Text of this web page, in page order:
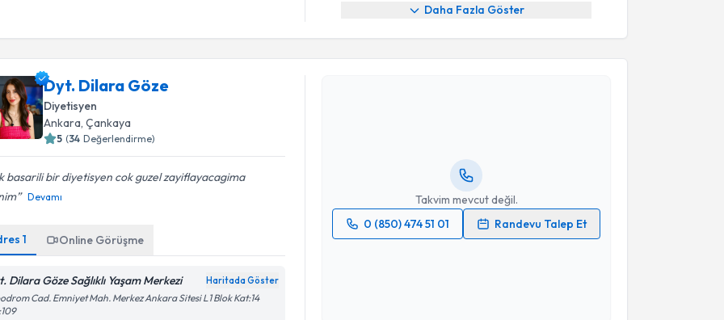
Daha Fazla Göster
Dyt. Dilara Göze
Diyetisyen
Ankara , Çankaya
5 (34 Değerlendirme)
basarili bir diyetisyen cok guzel zayiflayacagima
Devamı
1 Online Görüşme
Dilara Göze Sağlıklı Yaşam Merkezi Haritada Göster
Cad. Emniyet Mah. Merkez Ankara Sitesi L1 Blok Kat:14
Takvim mevcut değil.
0 (850) 474 51 01
Randevu Talep Et